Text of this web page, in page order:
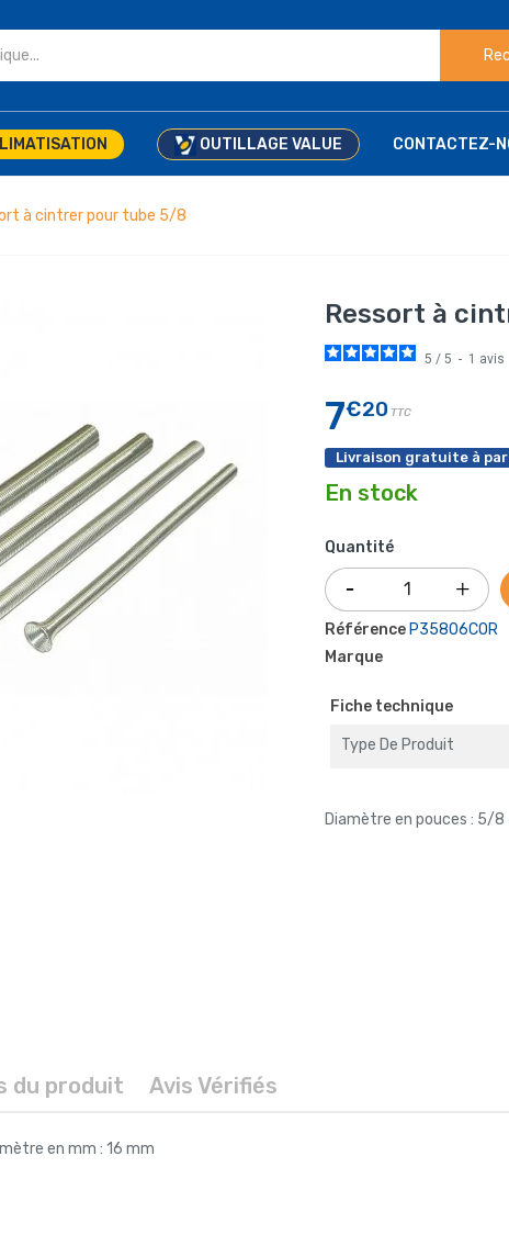
OUTILLAGE VALUE CONTACTEZ-
à cintrer pour tube 5/8
Ressort à
5 / 5 - 1 avis
7€20 TTC
Livraison gratuite à
En stock
Quantité
Référence P35806COR
Marque
Fiche technique
Type De Produit
Diamètre en pouces : 5/
du produit Avis Vérifiés
en mm : 16 mm